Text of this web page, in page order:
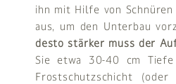
ihn mit Hilfe von
aus, um den Unterbau
desto stärker muss der
Sie etwa 30-40 cm Tiefe
Frostschutzschicht